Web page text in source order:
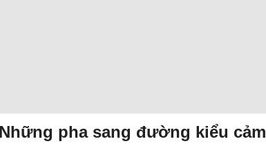
pha sang đường kiểu cảm